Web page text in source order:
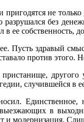
не
без
в ее собственность,
ее. Пусть здравый
против этого.
случившейся в
в
и модернизация.